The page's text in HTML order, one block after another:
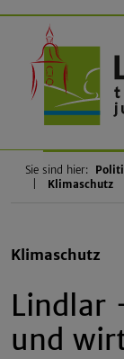
Sie sind hier:
Klimaschutz
Klimaschutz
Lindlar
und